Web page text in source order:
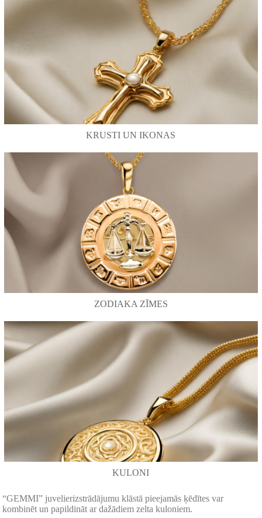
KRUSTI UN IKONAS
ZODIAKA ZĪMES
KULONI
“GEMMI” juvelierizstrādājumu klāstā pieejamās ķēdītes var
kombinēt un papildināt ar dažādiem zelta kuloniem.